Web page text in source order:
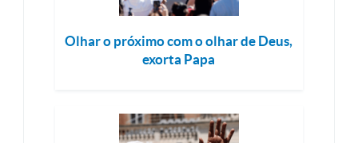
Olhar o próximo com o olhar de Deus,
exorta Papa